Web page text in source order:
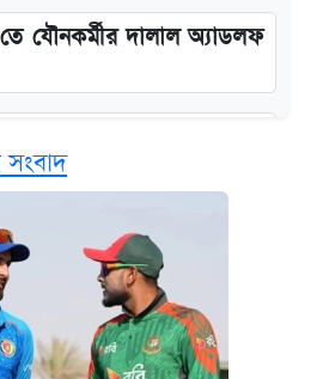
তে যৌনকর্মীর দালাল অ্যাডলফ
ভর্তি আবেদন, জানাল কর্তৃপক্ষ
নিয়ে সর্বশেষ যা জানা গেল